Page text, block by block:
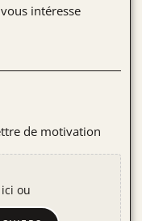
intéresse
de motivation
ou